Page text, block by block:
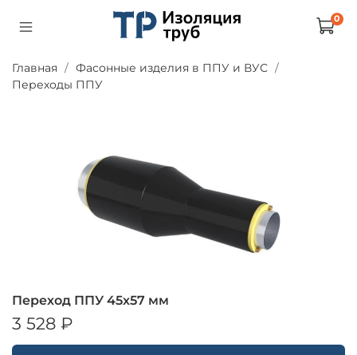
0
Главная
Фасонные изделия в ППУ и ВУС
Переходы ППУ
Переход ППУ 45х57 мм
3 528 ₽